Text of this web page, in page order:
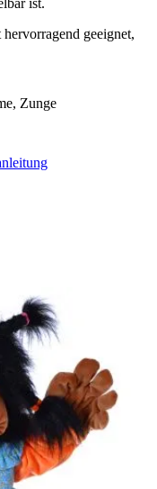
mit
ist.
geeignet,
Zunge